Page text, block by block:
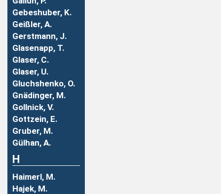
Gebeshuber, K.
Geißler, A.
Gerstmann, J.
Glasenapp, T.
Glaser, C.
Glaser, U.
Gluchshenko, O.
Gnädinger, M.
Gollnick, V.
Gottzein, E.
Gruber, M.
Gülhan, A.
H
Haimerl, M.
Hajek, M.